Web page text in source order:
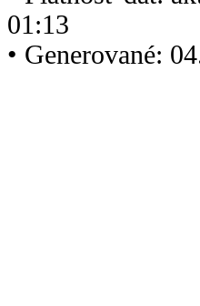
01:13
• Generované: